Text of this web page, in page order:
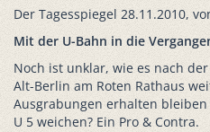
Der Tagesspiegel 28.11.2010,
Mit der U-Bahn in die
Noch ist unklar, wie es nach
Alt-Berlin am Roten Rathaus
Ausgrabungen erhalten
U 5 weichen? Ein Pro & Contra.